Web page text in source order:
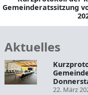
Gemeinderatssitzung
Aktuelles
22. März